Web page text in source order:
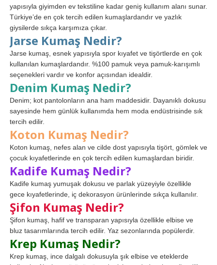
yapısıyla giyimden ev tekstiline kadar geniş kullanım alanı sunar.
Türkiye’de en çok tercih edilen kumaşlardandır ve yazlık
giysilerde sıkça karşımıza çıkar.
Jarse Kumaş Nedir?
Jarse kumaş, esnek yapısıyla spor kıyafet ve tişörtlerde en çok
kullanılan kumaşlardandır. %100 pamuk veya pamuk-karışımlı
seçenekleri vardır ve konfor açısından idealdir.
Denim Kumaş Nedir?
Denim; kot pantolonların ana ham maddesidir. Dayanıklı dokusu
sayesinde hem günlük kullanımda hem moda endüstrisinde sık
tercih edilir.
Koton Kumaş Nedir?
Koton kumaş, nefes alan ve cilde dost yapısıyla tişört, gömlek ve
çocuk kıyafetlerinde en çok tercih edilen kumaşlardan biridir.
Kadife Kumaş Nedir?
Kadife kumaş yumuşak dokusu ve parlak yüzeyiyle özellikle
gece kıyafetlerinde, iç dekorasyon ürünlerinde sıkça kullanılır.
Şifon Kumaş Nedir?
Şifon kumaş, hafif ve transparan yapısıyla özellikle elbise ve
bluz tasarımlarında tercih edilir. Yaz sezonlarında popülerdir.
Krep Kumaş Nedir?
Krep kumaş, ince dalgalı dokusuyla şık elbise ve eteklerde